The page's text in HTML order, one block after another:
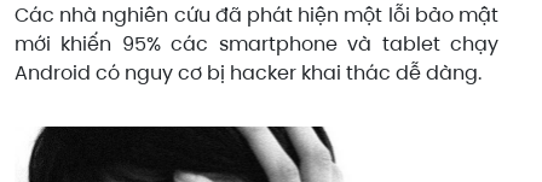
Các nhà nghiên cứu đã phát hiện một lỗi bảo mật
mới khiến 95% các smartphone và tablet chạy
Android có nguy cơ bị hacker khai thác dễ dàng.